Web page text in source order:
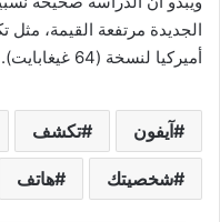
أميركيا لنسخة (64 غيغابايت).
آيفون تكشف
شخصيتك هاتف